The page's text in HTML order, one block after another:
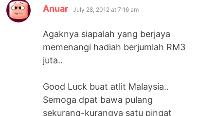
Anuar says:
July 28, 2012 at 7:16 am
Agaknya siapalah yang berjaya
memenangi hadiah berjumlah RM3
juta..
Good Luck buat atlit Malaysia..
Semoga dpat bawa pulang
sekurang-kurangya satu pingat